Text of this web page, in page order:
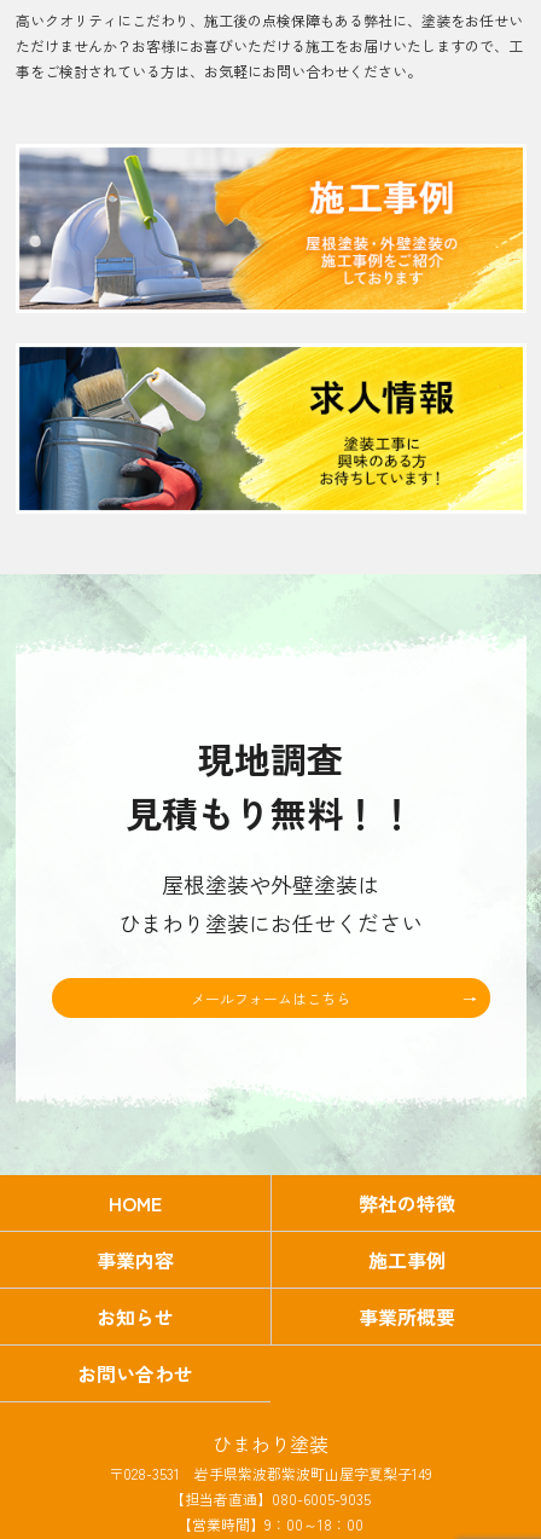
高いクオリティにこだわり、施工後の点検保障もある弊社に、塗装をお任せい
ただけませんか？お客様にお喜びいただける施工をお届けいたしますので、工
事をご検討されている方は、お気軽にお問い合わせください。
現地調査
見積もり無料！！
屋根塗装や外壁塗装は
ひまわり塗装にお任せください
メールフォームはこちら
HOME
弊社の特徴
事業内容
施工事例
お知らせ
事業所概要
お問い合わせ
ひまわり塗装
〒028-3531 岩手県紫波郡紫波町山屋字夏梨子149
【担当者直通】080-6005-9035
【営業時間】9：00～18：00